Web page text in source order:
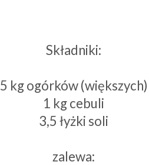
Składniki:
5 kg ogórków (większych)
1 kg cebuli
3,5 łyżki soli
zalewa: